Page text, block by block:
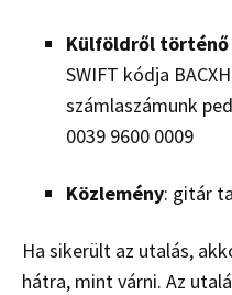
Külföldről történő
SWIFT kódja
számlaszámunk
0039 9600 0009
Közlemény: gitár
Ha sikerült az utalás,
hátra, mint várni. Az